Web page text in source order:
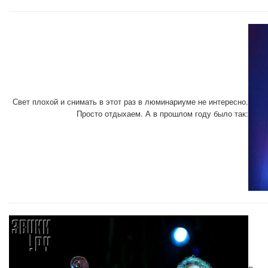
Свет плохой и снимать в этот раз в люминариуме не интересно.
Просто отдыхаем. А в прошлом году было так: